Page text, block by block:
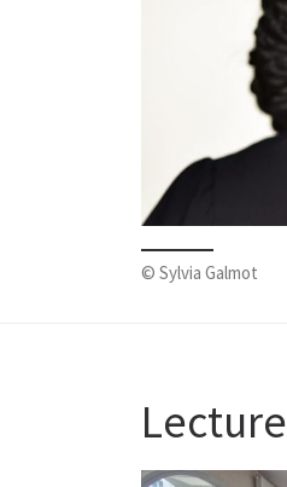
© Sylvia Galmot
Lecture